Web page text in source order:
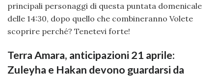
principali personaggi di questa puntata domenicale
delle 14:30, dopo quello che combineranno Volete
scoprire perché? Tenetevi forte!
Terra Amara, anticipazioni 21 aprile:
Zuleyha e Hakan devono guardarsi da